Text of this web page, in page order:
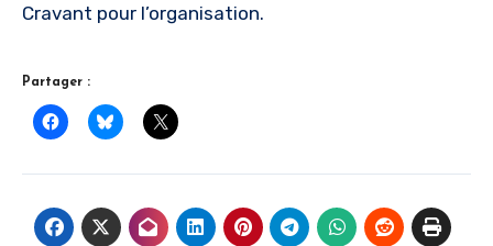
Cravant pour l’organisation.
Partager :